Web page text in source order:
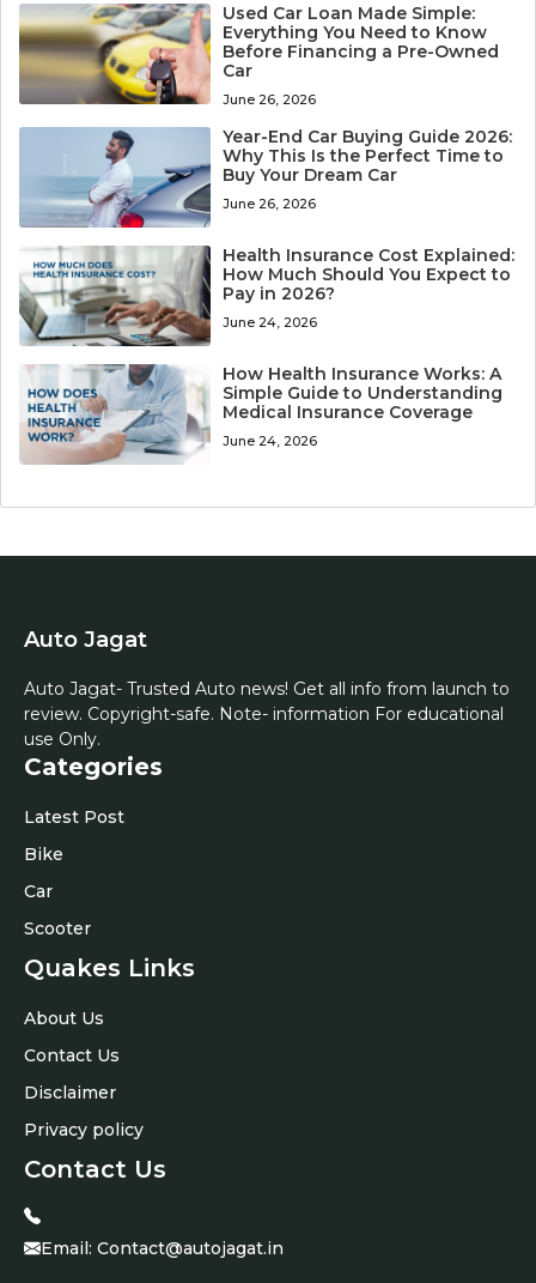
Used Car Loan Made Simple:
Everything You Need to Know
Before Financing a Pre-Owned
Car
June 26, 2026
Year-End Car Buying Guide 2026:
Why This Is the Perfect Time to
Buy Your Dream Car
June 26, 2026
Health Insurance Cost Explained:
How Much Should You Expect to
Pay in 2026?
June 24, 2026
How Health Insurance Works: A
Simple Guide to Understanding
Medical Insurance Coverage
June 24, 2026
Auto Jagat
Auto Jagat- Trusted Auto news! Get all info from launch to
review. Copyright-safe. Note- information For educational
use Only.
Categories
Latest Post
Bike
Car
Scooter
Quakes Links
About Us
Contact Us
Disclaimer
Privacy policy
Contact Us
Email: Contact@autojagat.in